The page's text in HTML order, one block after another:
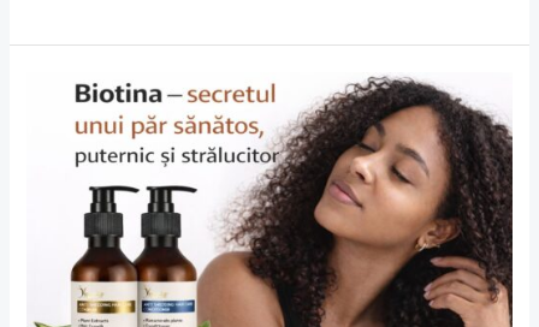
Biotina:
secretul
sănătos,
puternic
strălucitor